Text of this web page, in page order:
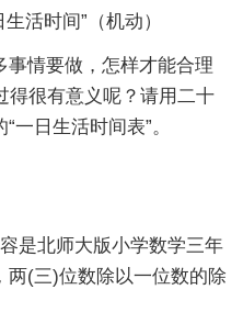
活时间”（机动）
事情要做，怎样才能合理
得很有意义呢？请用二十
一日生活时间表”。
是北师大版小学数学三年
两(三)位数除以一位数的除